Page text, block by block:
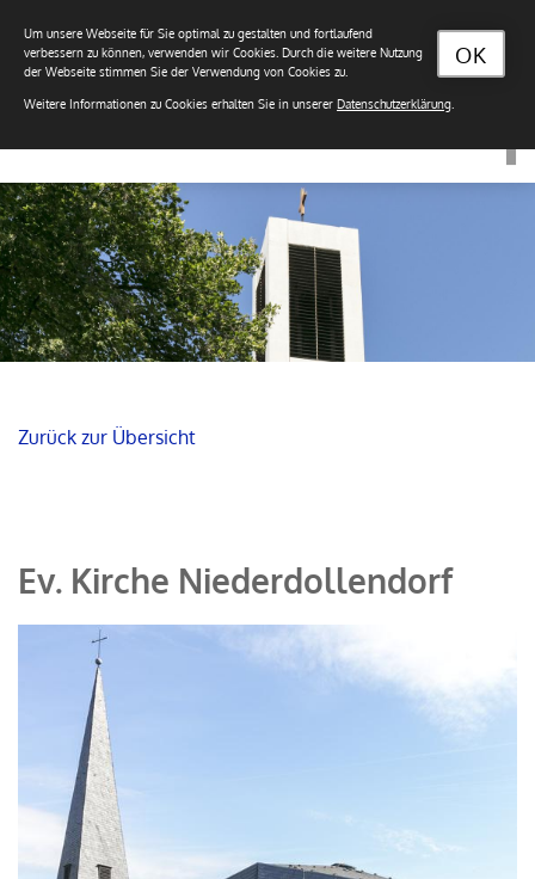
Zurück zur Übersicht
Ev. Kirche Niederdollendorf
OK
Um unsere Webseite für Sie optimal zu gestalten und fortlaufend
verbessern zu können, verwenden wir Cookies. Durch die weitere Nutzung
der Webseite stimmen Sie der Verwendung von Cookies zu.
Weitere Informationen zu Cookies erhalten Sie in unserer Datenschutzerklärung